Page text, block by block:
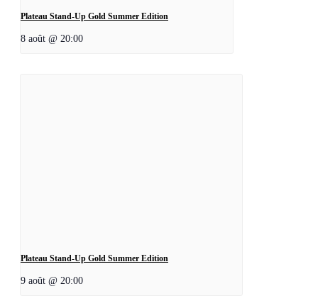
Plateau Stand-Up Gold Summer Edition
8 août @ 20:00
Plateau Stand-Up Gold Summer Edition
9 août @ 20:00